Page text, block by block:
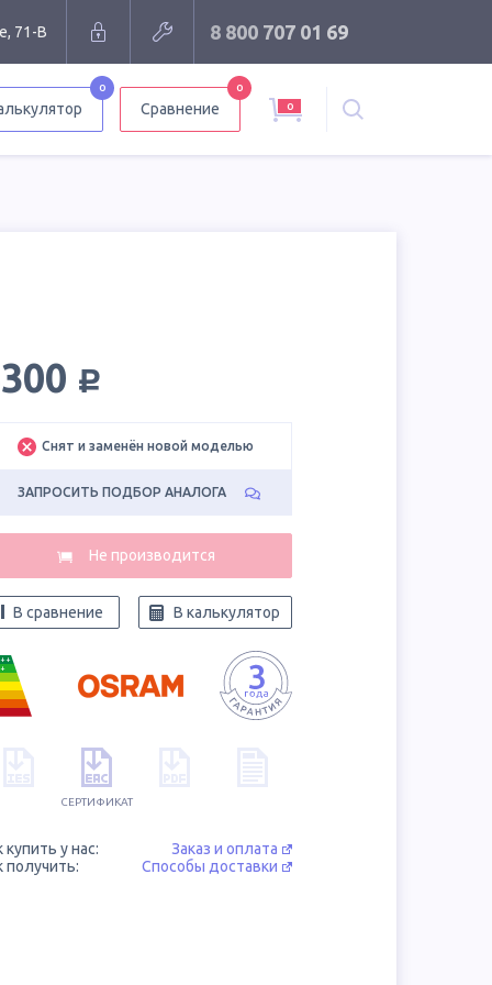
71-В 8 800 707 01 69
0
Сравнение
0
0
руб.
Снят и заменён новой моделью
ЗАПРОСИТЬ ПОДБОР АНАЛОГА
В сравнение В калькулятор
СЕРТИФИКАТ
купить у нас:
Заказ и оплата
получить:
Способы доставки